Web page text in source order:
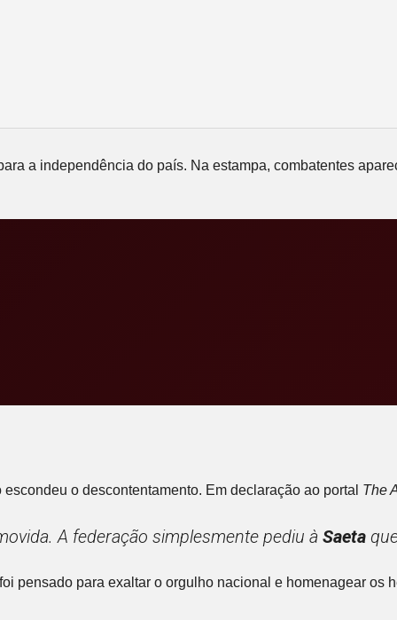
a independência do país. Na estampa, combatentes
o descontentamento. Em declaração ao portal The
A federação simplesmente pediu à Saeta
para exaltar o orgulho nacional e homenagear